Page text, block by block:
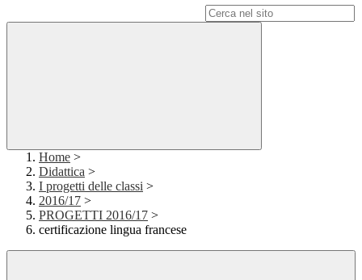
Home >
Didattica >
I progetti delle classi >
2016/17 >
PROGETTI 2016/17 >
certificazione lingua francese